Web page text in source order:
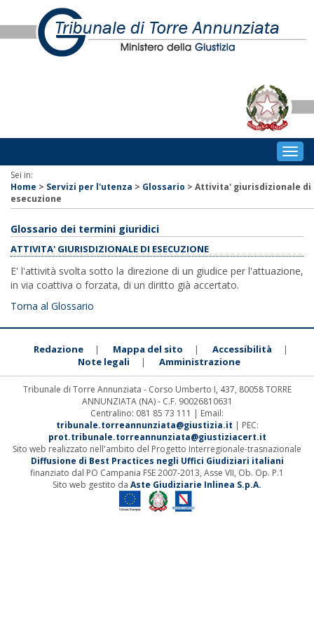
Sei in:
Home > Servizi per l'utenza > Glossario > Attivita' giurisdizionale di
esecuzione
Glossario dei termini giuridici
ATTIVITA' GIURISDIZIONALE DI ESECUZIONE
E' l'attività svolta sotto la direzione di un giudice per l'attuazione,
in via coattiva o forzata, di un diritto già accertato.
Torna al Glossario
Redazione | Mappa del sito | Accessibilità |
Note legali | Amministrazione
Tribunale di Torre Annunziata - Corso Umberto I, 437, 80058 TORRE
ANNUNZIATA (NA) - C.F. 90026810631
Centralino: 081 85 73 111 | Email:
tribunale.torreannunziata@giustizia.it | PEC:
prot.tribunale.torreannunziata@giustiziacert.it
Sito web realizzato nell'ambito del Progetto Interregionale-trasnazionale
Diffusione di Best Practices negli Uffici Giudiziari italiani
finanziato dal PO Campania FSE 2007-2013, Asse VII, Ob. Op. P.1
Sito web gestito da Aste Giudiziarie Inlinea S.p.A.